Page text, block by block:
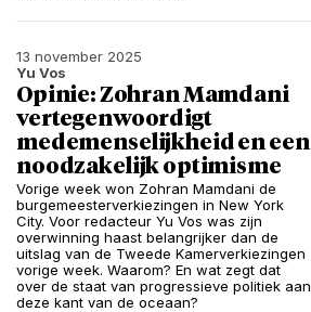
13 november 2025
Yu Vos
Opinie: Zohran Mamdani
vertegenwoordigt
medemenselijkheid en een
noodzakelijk optimisme
Vorige week won Zohran Mamdani de
burgemeesterverkiezingen in New York
City. Voor redacteur Yu Vos was zijn
overwinning haast belangrijker dan de
uitslag van de Tweede Kamerverkiezingen
vorige week. Waarom? En wat zegt dat
over de staat van progressieve politiek aan
deze kant van de oceaan?